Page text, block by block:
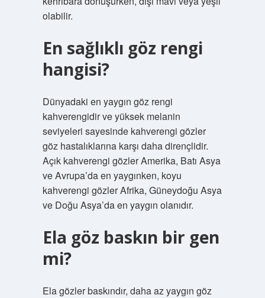
olabilir.
En sağlıklı göz rengi
hangisi?
Dünyadaki en yaygın göz rengi
kahverengidir ve yüksek melanin
seviyeleri sayesinde kahverengi gözler
göz hastalıklarına karşı daha dirençlidir.
Açık kahverengi gözler Amerika, Batı Asya
ve Avrupa’da en yaygınken, koyu
kahverengi gözler Afrika, Güneydoğu Asya
ve Doğu Asya’da en yaygın olanıdır.
Ela göz baskın bir gen
mi?
Ela gözler baskındır, daha az yaygın göz